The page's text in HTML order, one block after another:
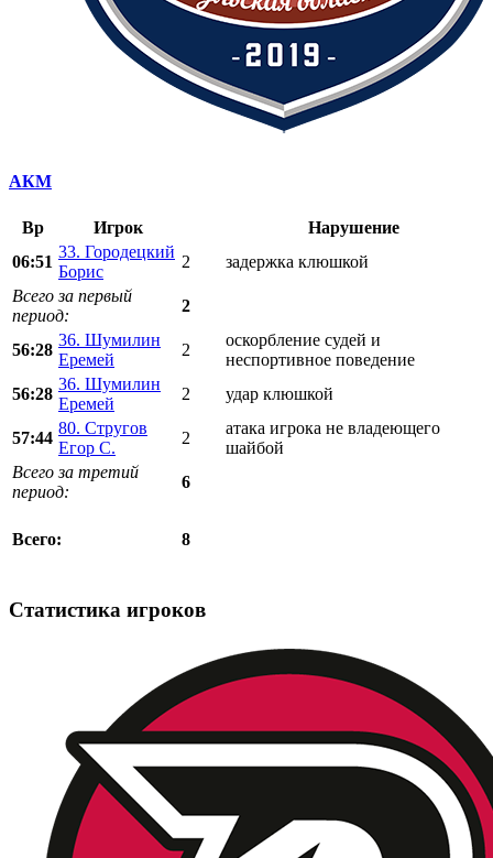
АКМ
Вр Игрок
Нарушение
06:51
33. Городецкий
Борис
2
задержка клюшкой
Всего за первый
период:
2
56:28
36. Шумилин
Еремей
2
оскорбление судей и
неспортивное поведение
56:28
36. Шумилин
Еремей
2 удар клюшкой
57:44
80. Стругов
Егор С.
2
атака игрока не владеющего
шайбой
Всего за третий
период:
6
Всего: 8
Статистика игроков